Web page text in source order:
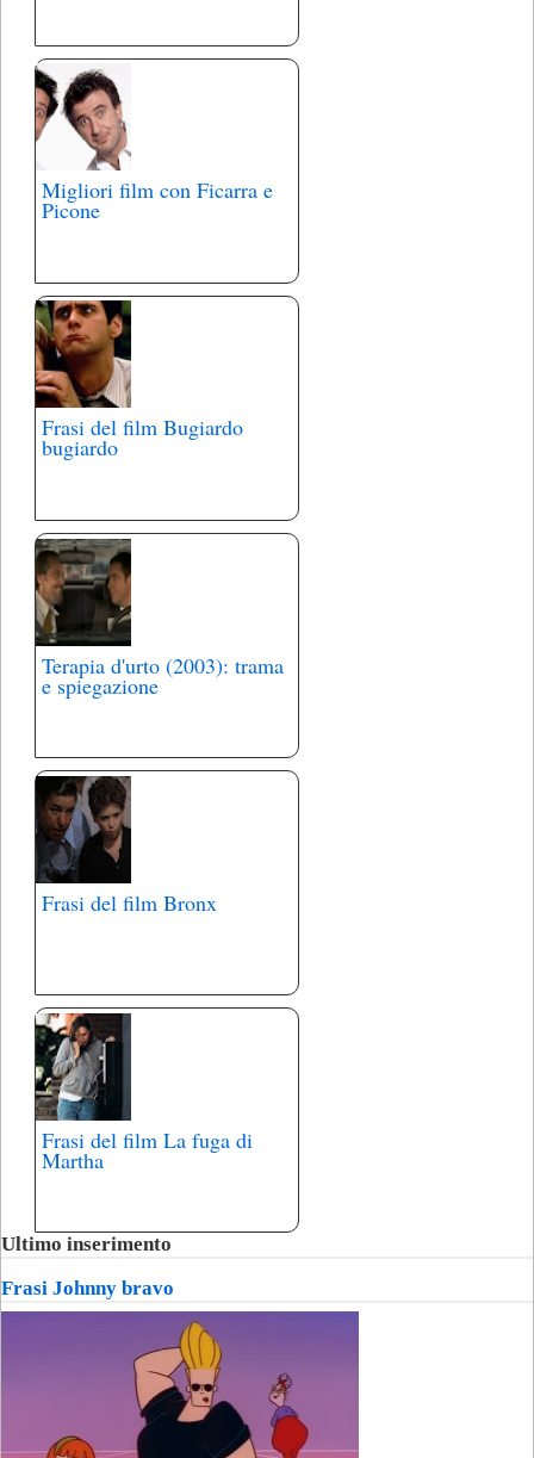
Migliori film con Ficarra e
Picone
Frasi del film Bugiardo
bugiardo
Terapia d'urto (2003): trama
e spiegazione
Frasi del film Bronx
Frasi del film La fuga di
Martha
Ultimo inserimento
Frasi Johnny bravo